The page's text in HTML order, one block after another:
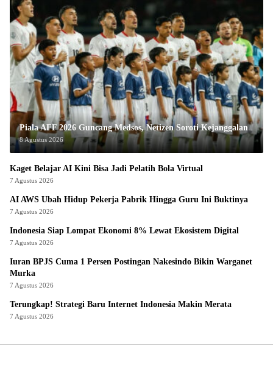
Piala AFF 2026 Guncang Medsos, Netizen Soroti Kejanggalan
8 Agustus 2026
Kaget Belajar AI Kini Bisa Jadi Pelatih Bola Virtual
7 Agustus 2026
AI AWS Ubah Hidup Pekerja Pabrik Hingga Guru Ini Buktinya
7 Agustus 2026
Indonesia Siap Lompat Ekonomi 8% Lewat Ekosistem Digital
7 Agustus 2026
Iuran BPJS Cuma 1 Persen Postingan Nakesindo Bikin Warganet
Murka
7 Agustus 2026
Terungkap! Strategi Baru Internet Indonesia Makin Merata
7 Agustus 2026